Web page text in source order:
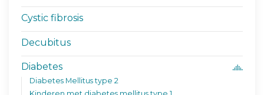
Cystic fibrosis
Decubitus
Diabetes
Diabetes Mellitus type 2